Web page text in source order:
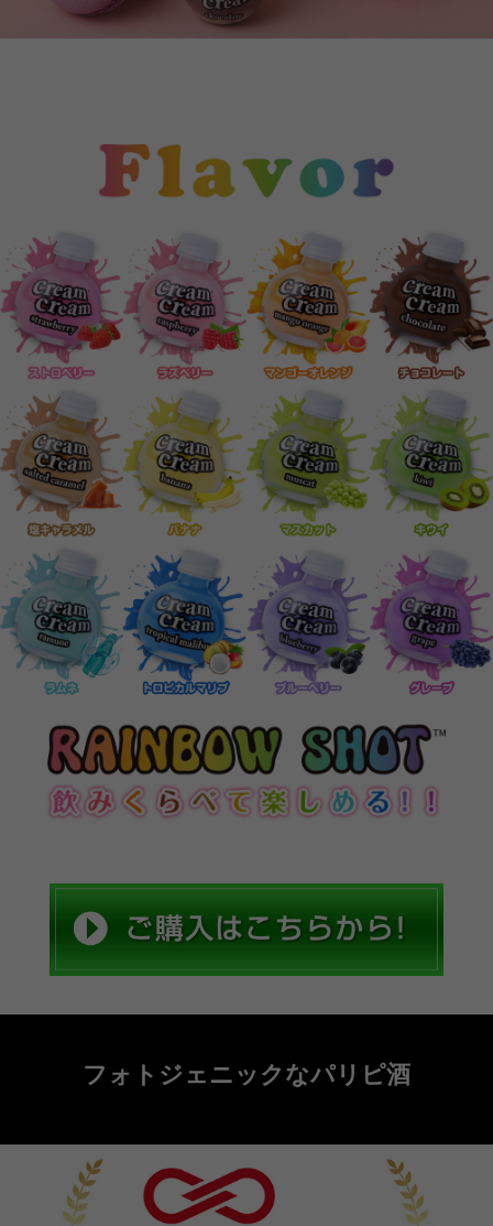
フォトジェニックなパリピ酒